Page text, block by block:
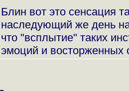
Блин вот это сенсация
наследующий же день
что "всплытие" таких
эмоций и восторженных